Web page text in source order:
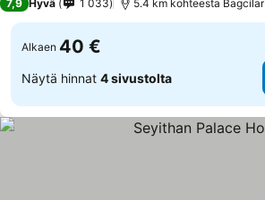
7,9 Hyvä 1 033 5.4 km kohteesta Bagcilar
Alkaen 40 €
Näytä hinnat 4 sivustolta